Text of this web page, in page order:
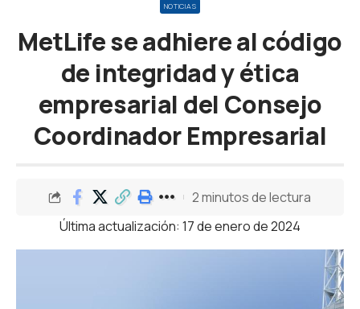
NOTICIAS
MetLife se adhiere al código
de integridad y ética
empresarial del Consejo
Coordinador Empresarial
Última actualización: 17 de enero de 2024
2 minutos de lectura